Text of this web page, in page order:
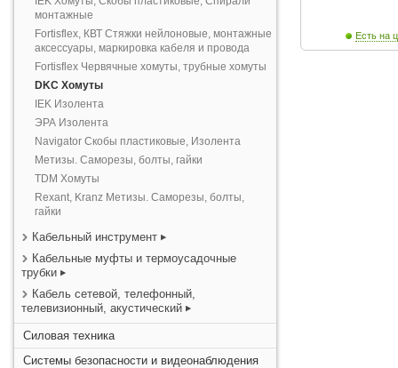
монтажные
Fortisflex, КВТ Стяжки нейлоновые, монтажные
аксессуары, маркировка кабеля и провода
Fortisflex Червячные хомуты, трубные хомуты
DKC Хомуты
IEK Изолента
ЭРА Изолента
Navigator Скобы пластиковые, Изолента
Метизы. Саморезы, болты, гайки
TDM Хомуты
Rexant, Kranz Метизы. Саморезы, болты,
гайки
Кабельный инструмент
Кабельные муфты и термоусадочные
трубки
Кабель сетевой, телефонный,
телевизионный, акустический
Силовая техника
Системы безопасности и видеонаблюдения
Есть на